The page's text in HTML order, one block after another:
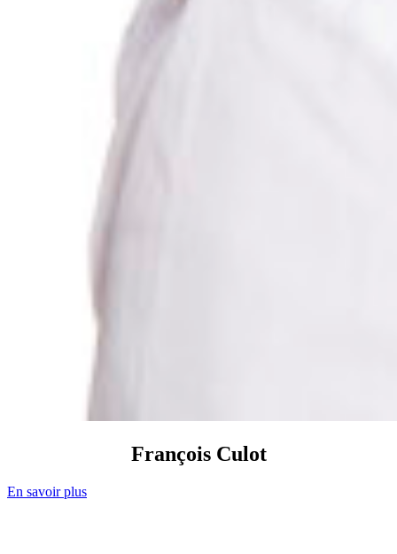
FrançoisCulot
En savoir plus